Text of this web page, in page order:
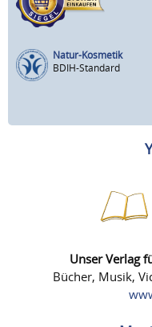
Natur-Kosmetik
BDIH-Standard
Unser Verlag
Bücher, Musik,